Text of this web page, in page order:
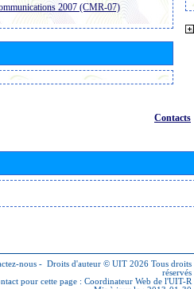
2007 (CMR-07)
Contacts
nous - Droits d'auteur © UIT 2026 Tous droits
réservés
pour cette page : Coordinateur Web de l'UIT-R